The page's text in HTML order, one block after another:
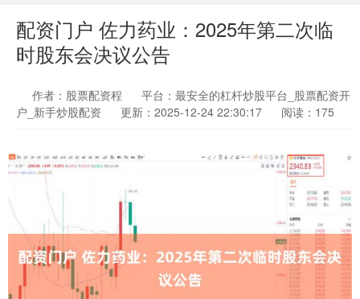
配资门户 佐力药业：2025年第二次临
时股东会决议公告
作者：股票配资程
平台：最安全的杠杆炒股平台_股票配资开
户_新手炒股配资
更新：2025-12-24 22:30:17 阅读：175